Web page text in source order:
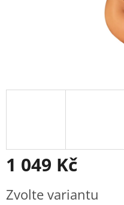
1 049 Kč
cena:
Zvolte variantu